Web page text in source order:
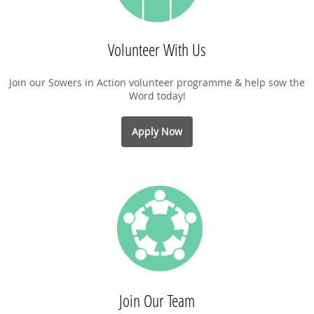
Volunteer With Us
Join our Sowers in Action volunteer programme & help sow the
Word today!
Apply Now
Join Our Team